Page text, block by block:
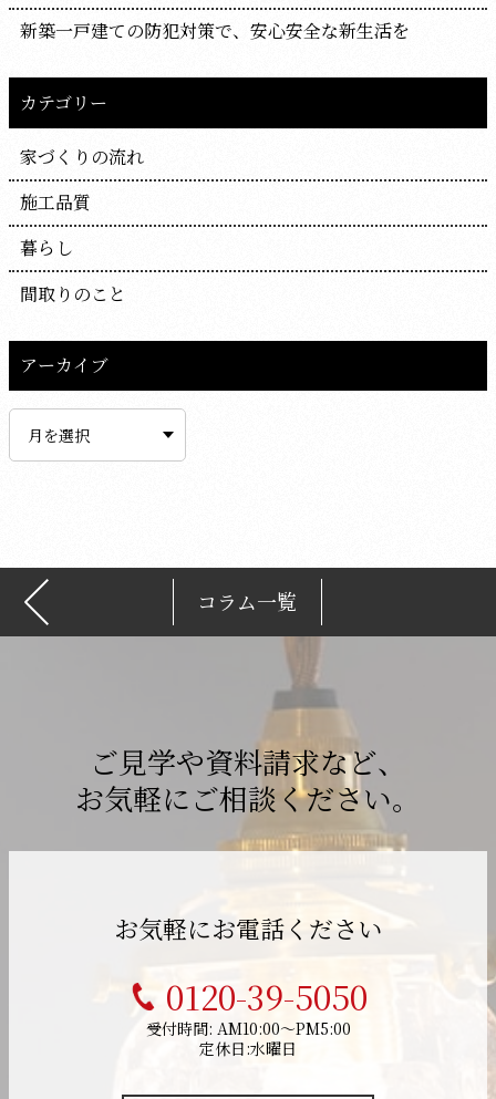
新築一戸建ての防犯対策で、安心安全な新生活を
カテゴリー
家づくりの流れ
施工品質
暮らし
間取りのこと
アーカイブ
イ
コラム一覧
ご見学や資料請求など、
お気軽にご相談ください。
お気軽にお電話ください
0120-39-5050
受付時間: AM10:00～PM5:00
定休日:水曜日